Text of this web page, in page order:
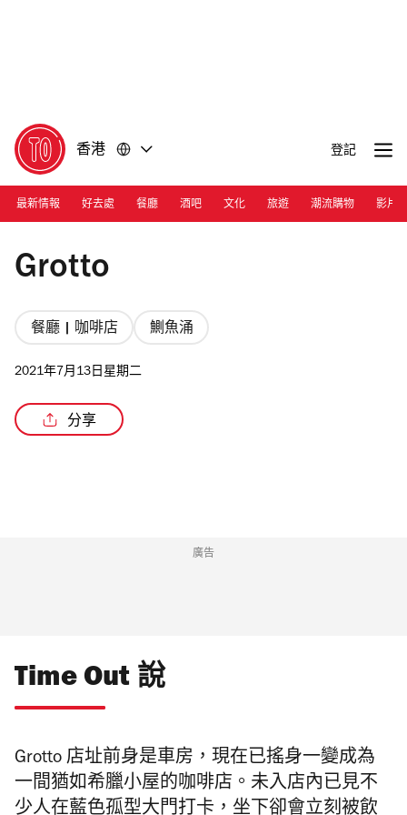
香港 登記
最新情報 好去處 餐廳 酒吧 文化 旅遊 潮流購物 影片
Photograph: Courtesy Grotto
Grotto
餐廳 | 咖啡店 鰂魚涌
2021年7月13日星期二
分享
廣告
Time Out 說
Grotto 店址前身是車房，現在已搖身一變成為
一間猶如希臘小屋的咖啡店。未入店內已見不
少人在藍色孤型大門打卡，坐下卻會立刻被飲